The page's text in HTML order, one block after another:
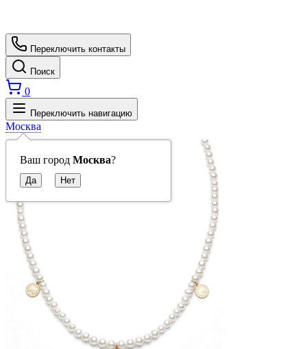
Переключить контакты
Поиск
0
Переключить навигацию
Москва
Ваш город Москва?